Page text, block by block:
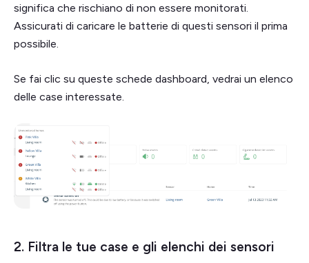
significa che rischiano di non essere monitorati.
Assicurati di caricare le batterie di questi sensori il prima
possibile.
Se fai clic su queste schede dashboard, vedrai un elenco
delle case interessate.
2. Filtra le tue case e gli elenchi dei sensori